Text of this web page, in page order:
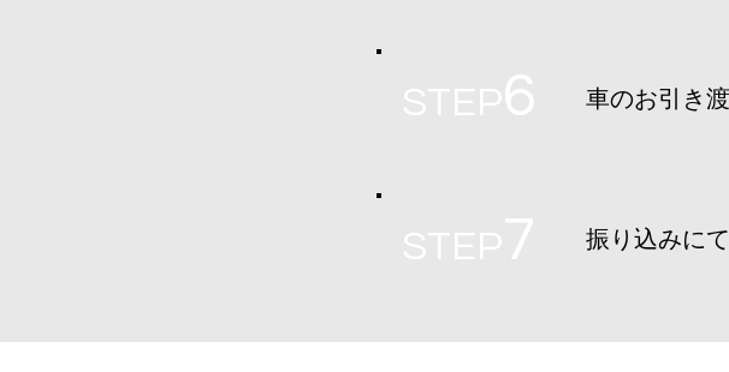
車のお引き
振り込みに